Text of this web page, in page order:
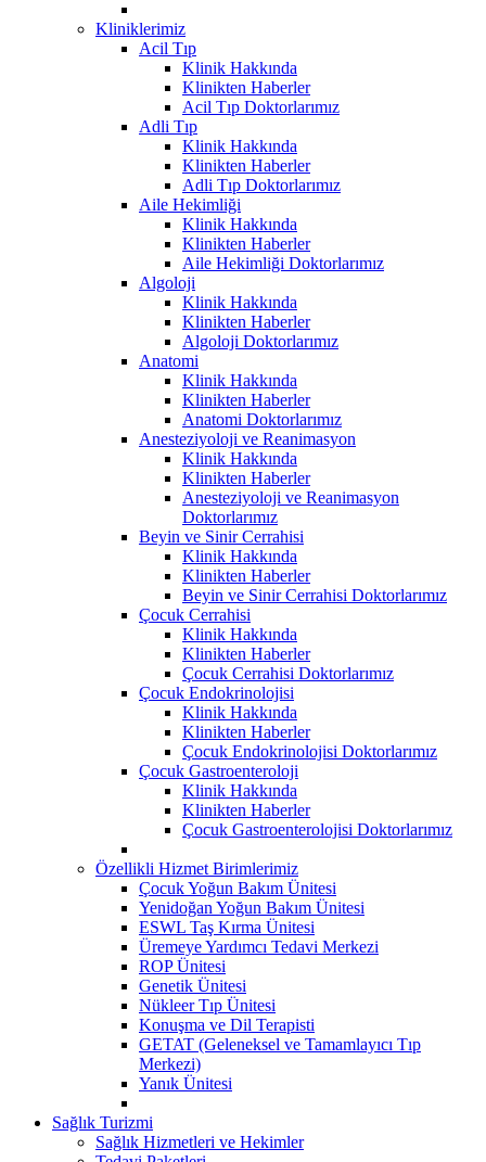
Kliniklerimiz
Acil Tıp
Klinik Hakkında
Klinikten Haberler
Acil Tıp Doktorlarımız
Adli Tıp
Klinik Hakkında
Klinikten Haberler
Adli Tıp Doktorlarımız
Aile Hekimliği
Klinik Hakkında
Klinikten Haberler
Aile Hekimliği Doktorlarımız
Algoloji
Klinik Hakkında
Klinikten Haberler
Algoloji Doktorlarımız
Anatomi
Klinik Hakkında
Klinikten Haberler
Anatomi Doktorlarımız
Anesteziyoloji ve Reanimasyon
Klinik Hakkında
Klinikten Haberler
Anesteziyoloji ve Reanimasyon
Doktorlarımız
Beyin ve Sinir Cerrahisi
Klinik Hakkında
Klinikten Haberler
Beyin ve Sinir Cerrahisi Doktorlarımız
Çocuk Cerrahisi
Klinik Hakkında
Klinikten Haberler
Çocuk Cerrahisi Doktorlarımız
Çocuk Endokrinolojisi
Klinik Hakkında
Klinikten Haberler
Çocuk Endokrinolojisi Doktorlarımız
Çocuk Gastroenteroloji
Klinik Hakkında
Klinikten Haberler
Çocuk Gastroenterolojisi Doktorlarımız
Özellikli Hizmet Birimlerimiz
Çocuk Yoğun Bakım Ünitesi
Yenidoğan Yoğun Bakım Ünitesi
ESWL Taş Kırma Ünitesi
Üremeye Yardımcı Tedavi Merkezi
ROP Ünitesi
Genetik Ünitesi
Nükleer Tıp Ünitesi
Konuşma ve Dil Terapisti
GETAT (Geleneksel ve Tamamlayıcı Tıp
Merkezi)
Yanık Ünitesi
Sağlık Turizmi
Sağlık Hizmetleri ve Hekimler